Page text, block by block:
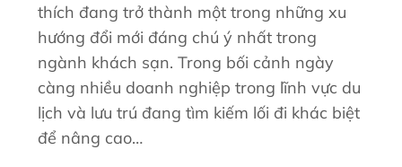
thích đang trở thành một trong những xu
hướng đổi mới đáng chú ý nhất trong
ngành khách sạn. Trong bối cảnh ngày
càng nhiều doanh nghiệp trong lĩnh vực du
lịch và lưu trú đang tìm kiếm lối đi khác biệt
để nâng cao…